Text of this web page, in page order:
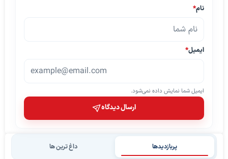
نام*
ایمیل*
ایمیل شما نمایش داده نمی‌شود.
ارسال دیدگاه
پربازدیدها داغ ترین ها